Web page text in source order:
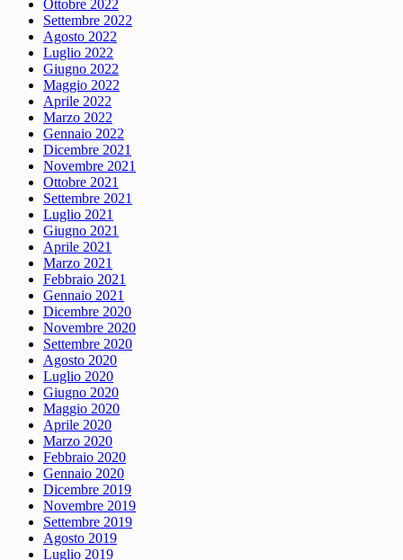
Ottobre 2022
Settembre 2022
Agosto 2022
Luglio 2022
Giugno 2022
Maggio 2022
Aprile 2022
Marzo 2022
Gennaio 2022
Dicembre 2021
Novembre 2021
Ottobre 2021
Settembre 2021
Luglio 2021
Giugno 2021
Aprile 2021
Marzo 2021
Febbraio 2021
Gennaio 2021
Dicembre 2020
Novembre 2020
Settembre 2020
Agosto 2020
Luglio 2020
Giugno 2020
Maggio 2020
Aprile 2020
Marzo 2020
Febbraio 2020
Gennaio 2020
Dicembre 2019
Novembre 2019
Settembre 2019
Agosto 2019
Luglio 2019